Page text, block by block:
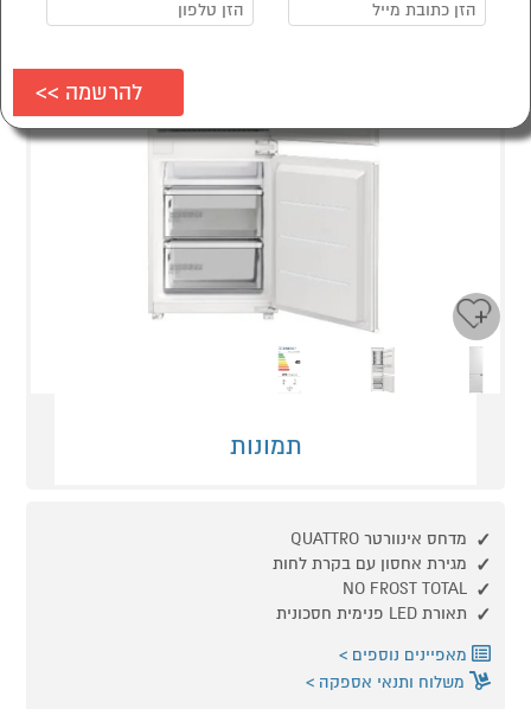
תמונות
מדחס אינוורטר QUATTRO
מגירת אחסון עם בקרת לחות
NO FROST TOTAL
תאורת LED פנימית חסכונית
מאפיינים נוספים
משלוח ותנאי אספקה